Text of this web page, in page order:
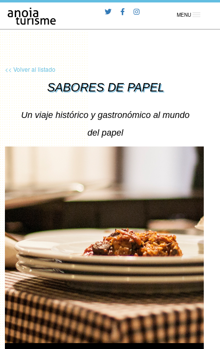
MENU
<< Volver al listado
SABORES DE PAPEL
Un viaje histórico y gastronómico al mundo
del papel